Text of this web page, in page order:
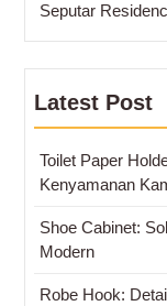
Seputar
Latest Post
Toilet Paper
Kenyamanan
Shoe Cabinet:
Modern
Robe Hook: